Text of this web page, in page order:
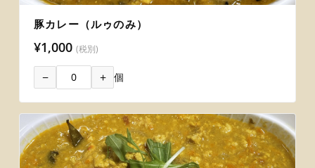
豚カレー（ルゥのみ）
¥1,000 (税別)
− + 個